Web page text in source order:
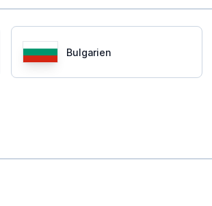
Bulgarien